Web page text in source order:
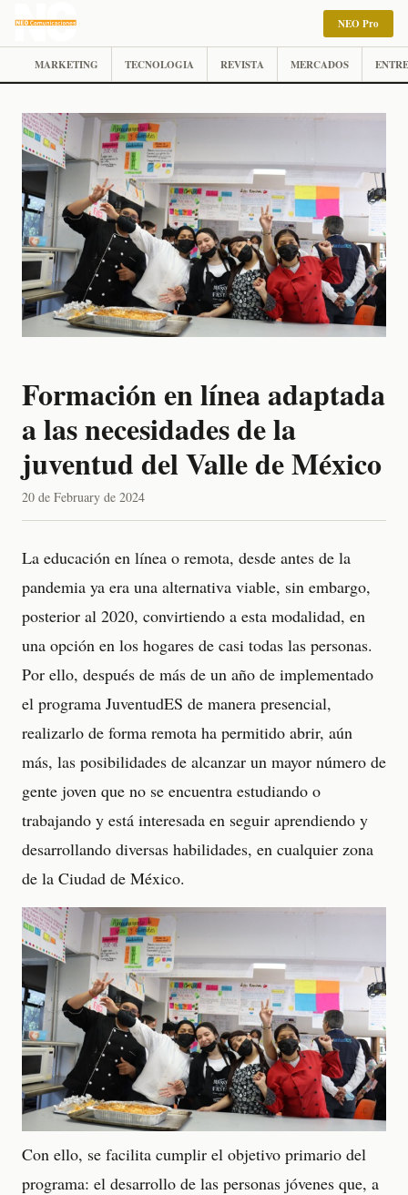
NEO Pro
MARKETING TECNOLOGIA REVISTA MERCADOS
Formación en línea adaptada
a las necesidades de la
juventud del Valle de México
20 de February de 2024
La educación en línea o remota, desde antes de la
pandemia ya era una alternativa viable, sin embargo,
posterior al 2020, convirtiendo a esta modalidad, en
una opción en los hogares de casi todas las personas.
Por ello, después de más de un año de implementado
el programa JuventudES de manera presencial,
realizarlo de forma remota ha permitido abrir, aún
más, las posibilidades de alcanzar un mayor número de
gente joven que no se encuentra estudiando o
trabajando y está interesada en seguir aprendiendo y
desarrollando diversas habilidades, en cualquier zona
de la Ciudad de México.
Con ello, se facilita cumplir el objetivo primario del
programa: el desarrollo de las personas jóvenes que, a